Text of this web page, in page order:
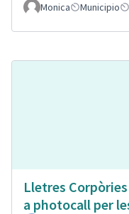
Monica Municipio
Lletres
a photocall per